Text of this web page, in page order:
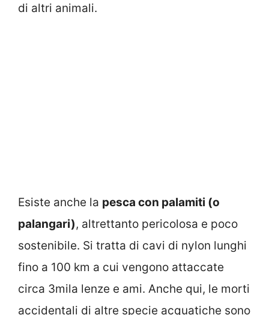
di altri animali.
Esiste anche la pesca con palamiti (o
palangari), altrettanto pericolosa e poco
sostenibile. Si tratta di cavi di nylon lunghi
fino a 100 km a cui vengono attaccate
circa 3mila lenze e ami. Anche qui, le morti
accidentali di altre specie acquatiche sono